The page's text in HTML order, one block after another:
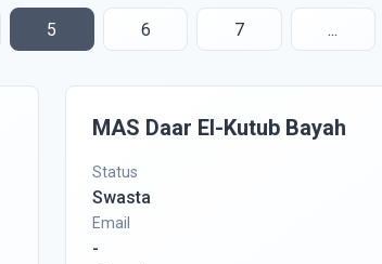
5 6 7 ...
MAS Daar El-Kutub Bayah
Status
Swasta
Email
-